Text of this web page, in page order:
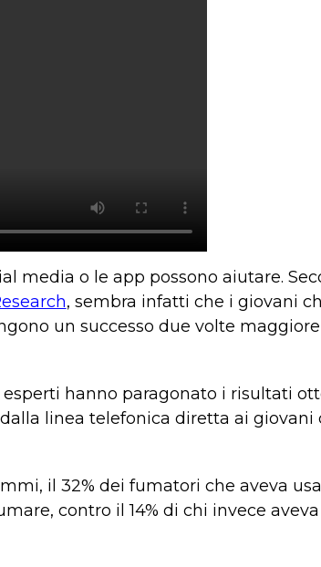
media o le app possono aiutare.
, sembra infatti che i giovani
un successo due volte
hanno paragonato i risultati
linea telefonica diretta ai giovani
il 32% dei fumatori che aveva
contro il 14% di chi invece